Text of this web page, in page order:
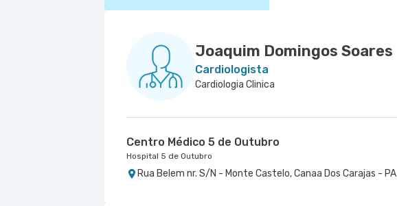
Joaquim Domingos Soares
Cardiologista
Cardiologia Clinica
Centro Médico 5 de Outubro
Hospital 5 de Outubro
Rua Belem nr. S/N - Monte Castelo, Canaa Dos Carajas - PA